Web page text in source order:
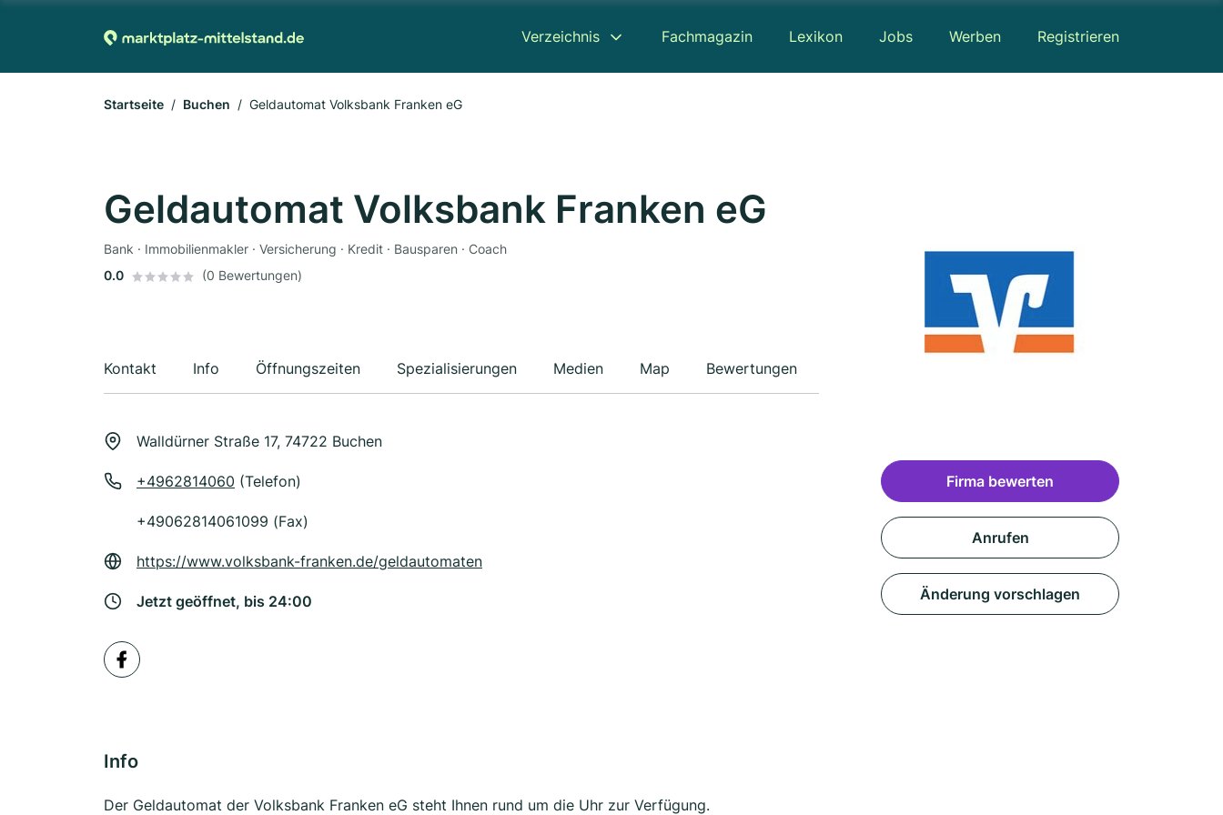
Verzeichnis Fachmagazin Lexikon Jobs Werben Registrieren
Startseite Buchen Geldautomat Volksbank Franken eG
Geldautomat Volksbank Franken eG
Bank · Immobilienmakler · Versicherung · Kredit · Bausparen · Coach
0.0
(0 Bewertungen)
Kontakt Info Öffnungszeiten Spezialisierungen Medien Map Bewertungen
Walldürner Straße 17, 74722 Buchen
+4962814060 (Telefon)
+49062814061099 (Fax)
https://www.volksbank-franken.de/geldautomaten
Jetzt geöffnet, bis 24:00
Info
Der Geldautomat der Volksbank Franken eG steht Ihnen rund um die Uhr zur Verfügung.
Firma bewerten
Anrufen
Änderung vorschlagen